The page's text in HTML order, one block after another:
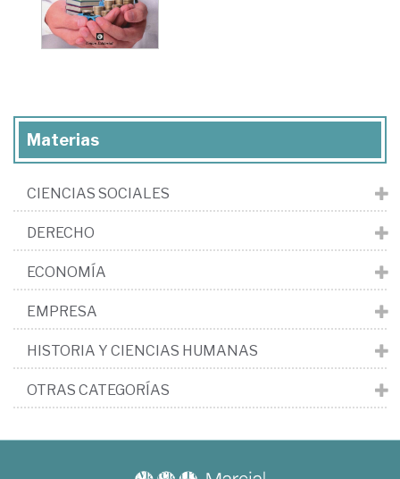
Materias
CIENCIAS SOCIALES
DERECHO
ECONOMÍA
EMPRESA
HISTORIA Y CIENCIAS HUMANAS
OTRAS CATEGORÍAS